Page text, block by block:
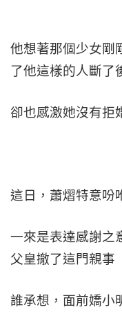
他想著那個少女剛
了他這樣的人斷了
卻也感激她沒有拒
這日，蕭熠特意吩
一來是表達感謝之
父皇撤了這門親事
誰承想，面前嬌小